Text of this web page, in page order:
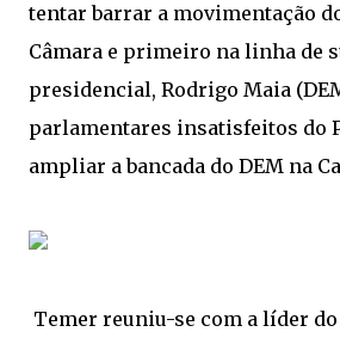
tentar barrar a movimentação
Câmara e primeiro na linha de
presidencial, Rodrigo Maia
parlamentares insatisfeitos do
ampliar a bancada do DEM na
Temer reuniu-se com a líder do